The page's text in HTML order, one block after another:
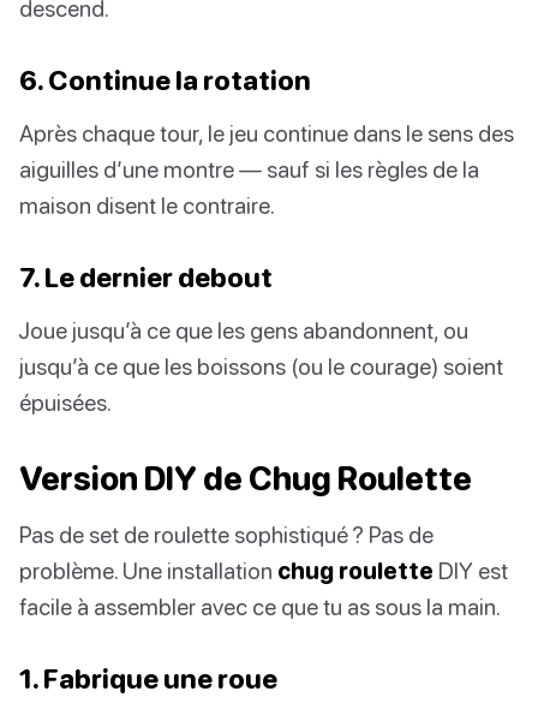
descend.
6. Continue la rotation
Après chaque tour, le jeu continue dans le sens des
aiguilles d’une montre — sauf si les règles de la
maison disent le contraire.
7. Le dernier debout
Joue jusqu’à ce que les gens abandonnent, ou
jusqu’à ce que les boissons (ou le courage) soient
épuisées.
Version DIY de Chug Roulette
Pas de set de roulette sophistiqué ? Pas de
problème. Une installation chug roulette DIY est
facile à assembler avec ce que tu as sous la main.
1. Fabrique une roue